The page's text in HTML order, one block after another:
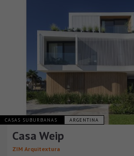
CASAS SUBURBANAS ARGENTINA
Casa Weip
ZIM Arquitextura